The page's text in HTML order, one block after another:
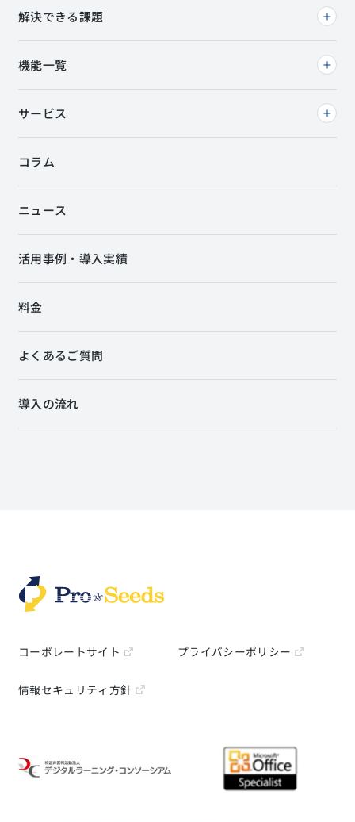
解決できる課題
コラム
ニュース
活用事例・導入実績
料金
よくあるご質問
導入の流れ
機能一覧
サービス
コーポレートサイト プライバシーポリシー
情報セキュリティ方針